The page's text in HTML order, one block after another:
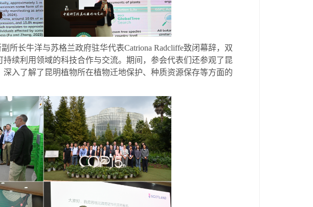
所长牛洋与苏格兰政府驻华代表Catriona Radcliffe致闭幕辞，双
续利用领域的科技合作与交流。期间，参会代表们还参观了昆
入了解了昆明植物所在植物迁地保护、种质资源保存等方面的